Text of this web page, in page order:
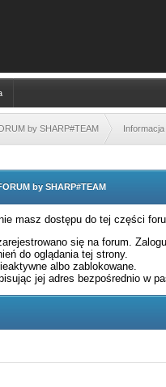
by SHARP#TEAM Informacja
by SHARP#TEAM
masz dostępu do tej części
się na forum.
do oglądania tej strony.
albo zablokowane.
jej adres bezpośrednio w